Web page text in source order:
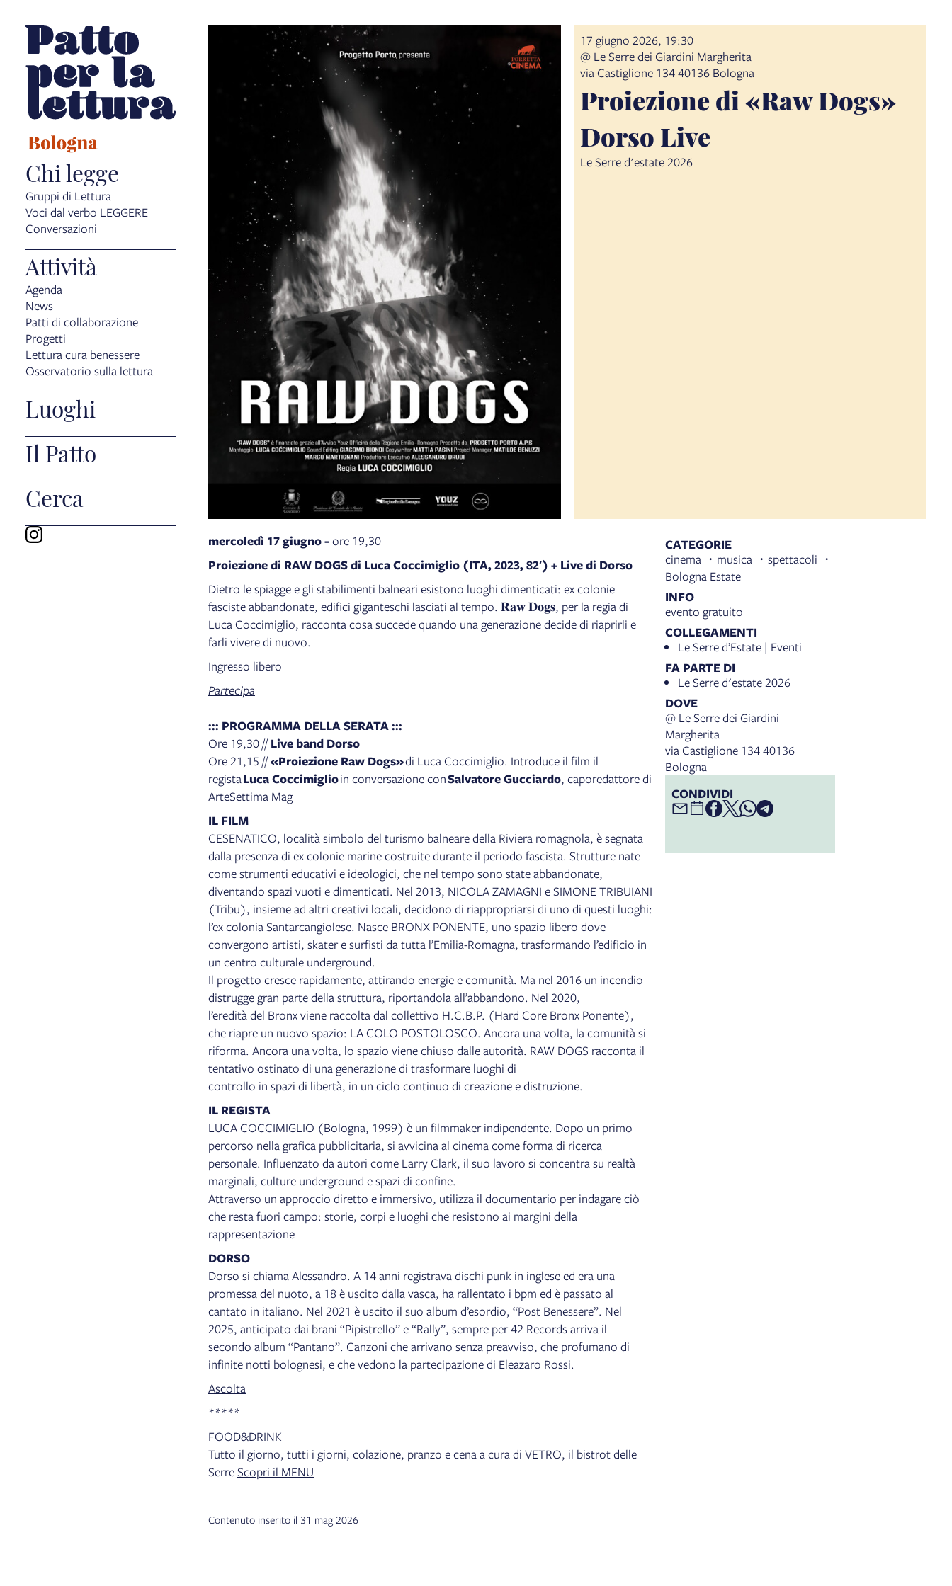
Chi legge
Gruppi di Lettura
Voci dal verbo LEGGERE
Conversazioni
Attività
Agenda
News
Patti di collaborazione
Progetti
Lettura cura benessere
Osservatorio sulla lettura
Luoghi
Il Patto
Cerca
17 giugno 2026, 19:30
@ Le Serre dei Giardini Margherita
via Castiglione 134 40136 Bologna
Proiezione di «Raw Dogs»
Dorso Live
Le Serre d'estate 2026
mercoledì 17 giugno -ore 19,30
Proiezione di RAW DOGS di Luca Coccimiglio (ITA, 2023, 82′) + Live di Dorso
Dietro le spiagge e gli stabilimenti balneari esistono luoghi dimenticati: ex colonie
fasciste abbandonate, edifici giganteschi lasciati al tempo. 𝐑𝐚𝐰 𝐃𝐨𝐠𝐬, per la regia di
Luca Coccimiglio, racconta cosa succede quando una generazione decide di riaprirli e
farli vivere di nuovo.
Ingresso libero
Partecipa
::: PROGRAMMA DELLA SERATA :::
Ore 19,30 //Live band Dorso
Ore 21,15 //«Proiezione Raw Dogs»di Luca Coccimiglio. Introduce il film il
registaLuca Coccimiglioin conversazione conSalvatore Gucciardo, caporedattore di
ArteSettima Mag
IL FILM
CESENATICO, località simbolo del turismo balneare della Riviera romagnola, è segnata
dalla presenza di ex colonie marine costruite durante il periodo fascista. Strutture nate
come strumenti educativi e ideologici, che nel tempo sono state abbandonate,
diventando spazi vuoti e dimenticati. Nel 2013, NICOLA ZAMAGNI e SIMONE TRIBUIANI
(Tribu), insieme ad altri creativi locali, decidono di riappropriarsi di uno di questi luoghi:
l’ex colonia Santarcangiolese. Nasce BRONX PONENTE, uno spazio libero dove
convergono artisti, skater e surfisti da tutta l’Emilia-Romagna, trasformando l’edificio in
un centro culturale underground.
Il progetto cresce rapidamente, attirando energie e comunità. Ma nel 2016 un incendio
distrugge gran parte della struttura, riportandola all’abbandono. Nel 2020,
l’eredità del Bronx viene raccolta dal collettivo H.C.B.P. (Hard Core Bronx Ponente),
che riapre un nuovo spazio: LA COLO POSTOLOSCO. Ancora una volta, la comunità si
riforma. Ancora una volta, lo spazio viene chiuso dalle autorità. RAW DOGS racconta il
tentativo ostinato di una generazione di trasformare luoghi di
controllo in spazi di libertà, in un ciclo continuo di creazione e distruzione.
IL REGISTA
LUCA COCCIMIGLIO (Bologna, 1999) è un filmmaker indipendente. Dopo un primo
percorso nella grafica pubblicitaria, si avvicina al cinema come forma di ricerca
personale. Influenzato da autori come Larry Clark, il suo lavoro si concentra su realtà
marginali, culture underground e spazi di confine.
Attraverso un approccio diretto e immersivo, utilizza il documentario per indagare ciò
che resta fuori campo: storie, corpi e luoghi che resistono ai margini della
rappresentazione
DORSO
Dorso si chiama Alessandro. A 14 anni registrava dischi punk in inglese ed era una
promessa del nuoto, a 18 è uscito dalla vasca, ha rallentato i bpm ed è passato al
cantato in italiano. Nel 2021 è uscito il suo album d’esordio, “Post Benessere”. Nel
2025, anticipato dai brani “Pipistrello” e “Rally”, sempre per 42 Records arriva il
secondo album “Pantano”. Canzoni che arrivano senza preavviso, che profumano di
infinite notti bolognesi, e che vedono la partecipazione di Eleazaro Rossi.
Ascolta
*****
FOOD&DRINK
Tutto il giorno, tutti i giorni, colazione, pranzo e cena a cura di VETRO, il bistrot delle
Serre Scopri il MENU
CATEGORIE
cinema
musica
spettacoli
Bologna Estate
INFO
evento gratuito
COLLEGAMENTI
Le Serre d’Estate | Eventi
FA PARTE DI
Le Serre d'estate 2026
DOVE
@ Le Serre dei Giardini
Margherita
via Castiglione 134 40136
Bologna
CONDIVIDI
Contenuto inserito il 31 mag 2026